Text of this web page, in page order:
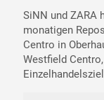
SiNN und ZARA
monatigen
Centro in
Westfield